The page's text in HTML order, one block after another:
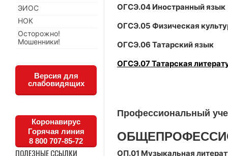
ОГСЭ.04 Иностранный язык
ОГСЭ.05 Физическая
ОГСЭ.06 Татарский язык
ОГСЭ.07 Татарская
Профессиональный
ОП.01 Музыкальная
ЭИОС
НОК
Осторожно!
Мошенники!
Версия для
слабовидящих
Коронавирус
Горячая линия
8 800 707-85-72
ПОЛЕЗНЫЕ ССЫЛКИ